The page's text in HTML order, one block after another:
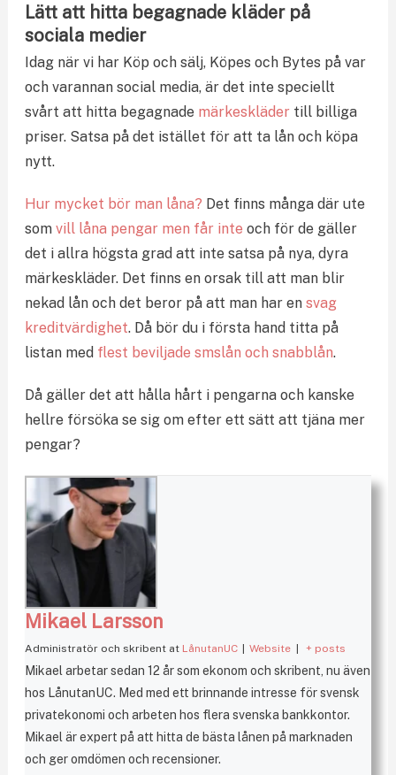
Lätt att hitta begagnade kläder på
sociala medier
Idag när vi har Köp och sälj, Köpes och Bytes på var
och varannan social media, är det inte speciellt
svårt att hitta begagnade märkesklädertill billiga
priser. Satsa på det istället för att ta lån och köpa
nytt.
Hur mycket bör man låna? Det finns många där ute
som vill låna pengar men får inte och för de gäller
det i allra högsta grad att inte satsa på nya, dyra
märkeskläder. Det finns en orsak till att man blir
nekad lån och det beror på att man har en svag
kreditvärdighet. Då bör du i första hand titta på
listan med flest beviljade smslån och snabblån.
Då gäller det att hålla hårt i pengarna och kanske
hellre försöka se sig om efter ett sätt att tjäna mer
pengar?
Mikael Larsson
Administratör och skribent at LånutanUC Website + posts
Mikael arbetar sedan 12 år som ekonom och skribent, nu även
hos LånutanUC. Med med ett brinnande intresse för svensk
privatekonomi och arbeten hos flera svenska bankkontor.
Mikael är expert på att hitta de bästa lånen på marknaden
och ger omdömen och recensioner.